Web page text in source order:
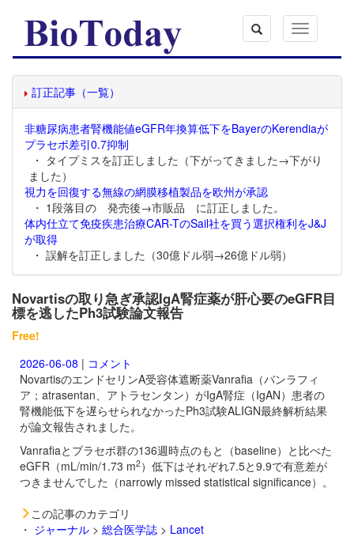
Toggle
navigation
訂正記事（一覧）
非糖尿病患者腎機能値eGFR年換算低下をBayerのKerendiaが
プラセボ差引0.7抑制
・ タイプミスを訂正しました（下がってきました→下がり
ました）
視力を回復する無線の網膜移植製品を欧州が承認
・ 1段落目の 発売後→市販品 に訂正しました。
体内仕立て免疫疾患治療CAR-TのSail社を買う選択権利をJ&J
が取得
・ 誤解を訂正しました（30億ドル弱→26億ドル弱）
Novartisの取り急ぎ承認IgA腎症薬が肝心要のeGFR目
標を逃したPh3試験論文報告
Free!
2026-06-08 | コメント
NovartisのエンドセリンA受容体遮断薬Vanrafia（バンラフィ
ア；atrasentan、アトラセンタン）がIgA腎症（IgAN）患者の
腎機能低下を遅らせられなかったPh3試験ALIGN最終解析結果
が論文報告されました。
Vanrafiaとプラセボ群の136週時点のもと（baseline）と比べた
eGFR（mL/min/1.73 m2）低下はそれぞれ7.5と9.9で有意差が
つきませんでした（narrowly missed statistical significance）。
この記事のカテゴリ
・ ジャーナル > 総合医学誌 > Lancet